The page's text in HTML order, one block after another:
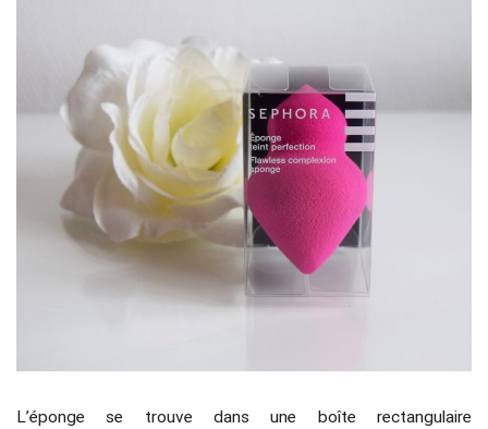
L’éponge se trouve dans une boîte rectangulaire